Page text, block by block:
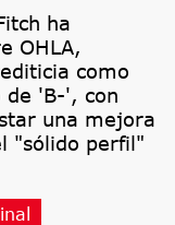
ha
OHLA,
como
de 'B-', con
una mejora
"sólido perfil"